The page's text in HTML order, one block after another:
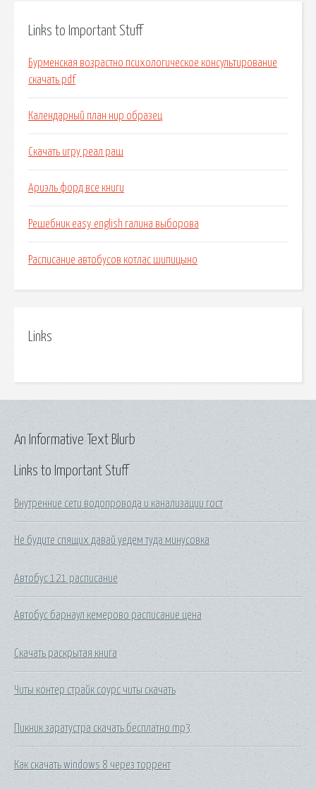
Links to Important Stuff
Бурменская возрастно психологическое консультирование
скачать pdf
Календарный план нир образец
Скачать игру реал раш
Ариэль форд все книги
Решебник easy english галина выборова
Расписание автобусов котлас шипицыно
Links
Links to Important Stuff
Внутренние сети водопровода и канализации гост
Не будите спящих давай уедем туда минусовка
Автобус 121 расписание
Автобус барнаул кемерово расписание цена
Скачать раскрытая книга
Читы контер страйк соурс читы скачать
Пикник заратустра скачать бесплатно mp3
Как скачать windows 8 через торрент
An Informative Text Blurb